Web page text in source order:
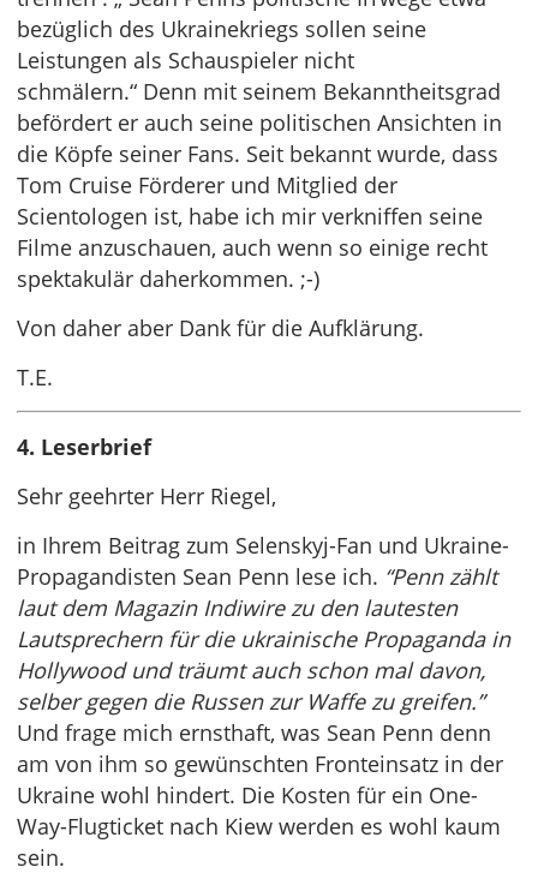
bezüglich des Ukrainekriegs sollen seine
Leistungen als Schauspieler nicht
schmälern.“ Denn mit seinem Bekanntheitsgrad
befördert er auch seine politischen Ansichten in
die Köpfe seiner Fans. Seit bekannt wurde, dass
Tom Cruise Förderer und Mitglied der
Scientologen ist, habe ich mir verkniffen seine
Filme anzuschauen, auch wenn so einige recht
spektakulär daherkommen. ;-)
Von daher aber Dank für die Aufklärung.
T.E.
4. Leserbrief
Sehr geehrter Herr Riegel,
in Ihrem Beitrag zum Selenskyj-Fan und Ukraine-
Propagandisten Sean Penn lese ich. “Penn zählt
laut dem Magazin Indiwire zu den lautesten
Lautsprechern für die ukrainische Propaganda in
Hollywood und träumt auch schon mal davon,
selber gegen die Russen zur Waffe zu greifen.”
Und frage mich ernsthaft, was Sean Penn denn
am von ihm so gewünschten Fronteinsatz in der
Ukraine wohl hindert. Die Kosten für ein One-
Way-Flugticket nach Kiew werden es wohl kaum
sein.